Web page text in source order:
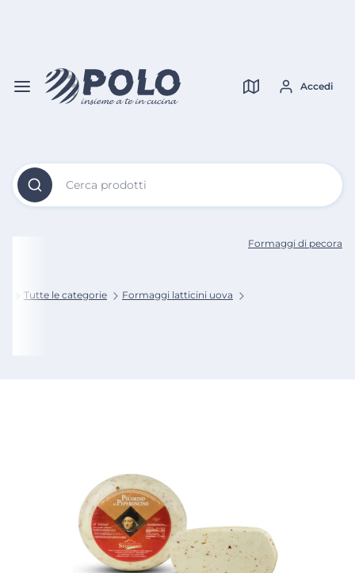
Cerca prodotti
Accedi
Tutte le categorie Formaggi latticini uova
Formaggi di pecora